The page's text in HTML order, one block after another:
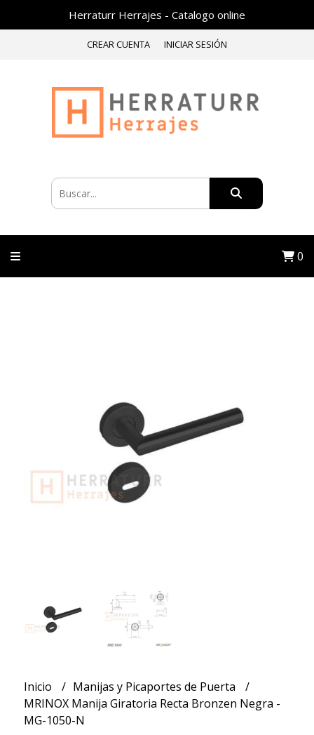
Herraturr Herrajes - Catalogo online
CREAR CUENTA INICIAR SESIÓN
0
Inicio
Manijas y Picaportes de Puerta
MRINOX Manija Giratoria Recta Bronzen Negra -
MG-1050-N